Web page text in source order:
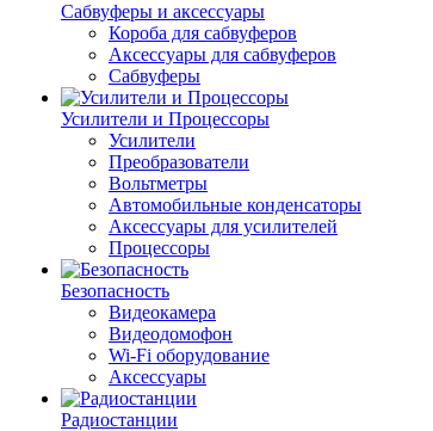
Сабвуферы и аксессуары
Короба для сабвуферов
Аксессуары для сабвуферов
Сабвуферы
Усилители и Процессоры
Усилители
Преобразователи
Вольтметры
Автомобильные конденсаторы
Аксессуары для усилителей
Процессоры
Безопасность
Видеокамера
Видеодомофон
Wi-Fi оборудование
Аксессуары
Радиостанции